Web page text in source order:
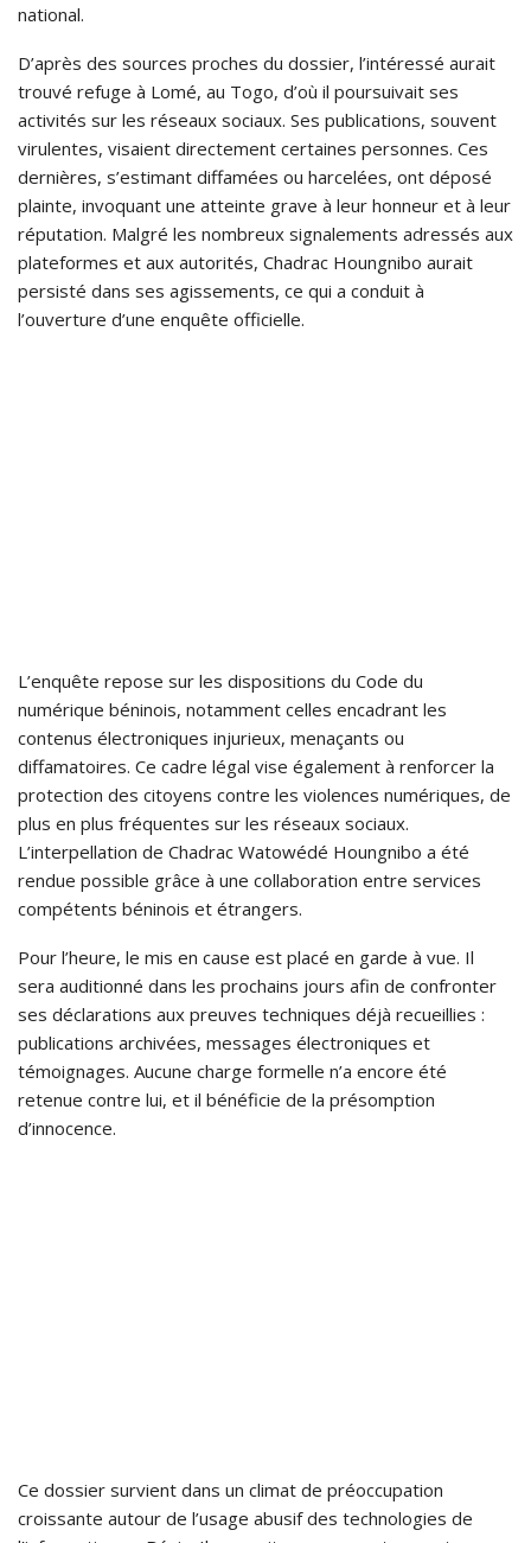
national.
D’après des sources proches du dossier, l’intéressé aurait
trouvé refuge à Lomé, au Togo, d’où il poursuivait ses
activités sur les réseaux sociaux. Ses publications, souvent
virulentes, visaient directement certaines personnes. Ces
dernières, s’estimant diffamées ou harcelées, ont déposé
plainte, invoquant une atteinte grave à leur honneur et à leur
réputation. Malgré les nombreux signalements adressés aux
plateformes et aux autorités, Chadrac Houngnibo aurait
persisté dans ses agissements, ce qui a conduit à
l’ouverture d’une enquête officielle.
L’enquête repose sur les dispositions du Code du
numérique béninois, notamment celles encadrant les
contenus électroniques injurieux, menaçants ou
diffamatoires. Ce cadre légal vise également à renforcer la
protection des citoyens contre les violences numériques, de
plus en plus fréquentes sur les réseaux sociaux.
L’interpellation de Chadrac Watowédé Houngnibo a été
rendue possible grâce à une collaboration entre services
compétents béninois et étrangers.
Pour l’heure, le mis en cause est placé en garde à vue. Il
sera auditionné dans les prochains jours afin de confronter
ses déclarations aux preuves techniques déjà recueillies :
publications archivées, messages électroniques et
témoignages. Aucune charge formelle n’a encore été
retenue contre lui, et il bénéficie de la présomption
d’innocence.
Ce dossier survient dans un climat de préoccupation
croissante autour de l’usage abusif des technologies de